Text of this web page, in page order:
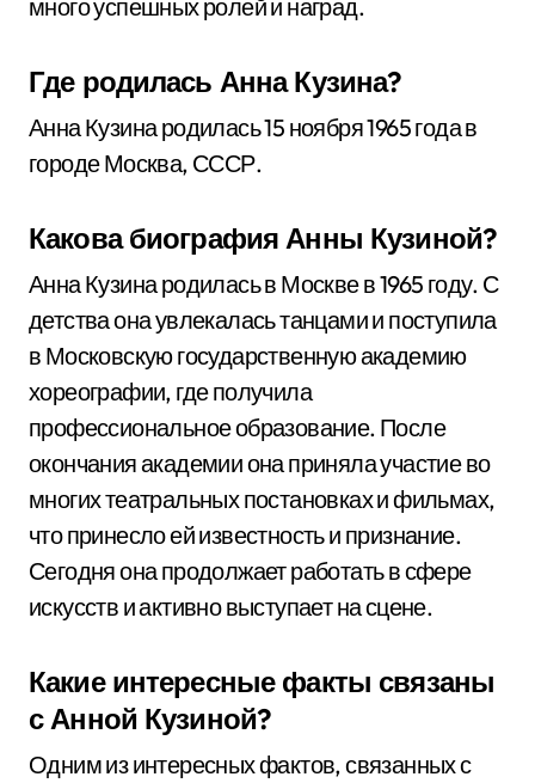
много успешных ролей и наград.
Где родилась Анна Кузина?
Анна Кузина родилась 15 ноября 1965 года в
городе Москва, СССР.
Какова биография Анны Кузиной?
Анна Кузина родилась в Москве в 1965 году. С
детства она увлекалась танцами и поступила
в Московскую государственную академию
хореографии, где получила
профессиональное образование. После
окончания академии она приняла участие во
многих театральных постановках и фильмах,
что принесло ей известность и признание.
Сегодня она продолжает работать в сфере
искусств и активно выступает на сцене.
Какие интересные факты связаны
с Анной Кузиной?
Одним из интересных фактов, связанных с